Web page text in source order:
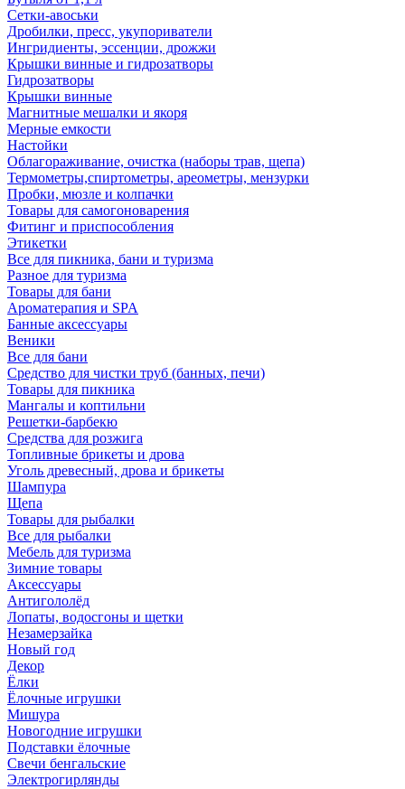
Сетки-авоськи
Дробилки, пресс, укупориватели
Ингридиенты, эссенции, дрожжи
Крышки винные и гидрозатворы
Гидрозатворы
Крышки винные
Магнитные мешалки и якоря
Мерные емкости
Настойки
Облагораживание, очистка (наборы трав, щепа)
Термометры,спиртометры, ареометры, мензурки
Пробки, мюзле и колпачки
Товары для самогоноварения
Фитинг и приспособления
Этикетки
Все для пикника, бани и туризма
Разное для туризма
Товары для бани
Ароматерапия и SPA
Банные аксессуары
Веники
Все для бани
Средство для чистки труб (банных, печи)
Товары для пикника
Мангалы и коптильни
Решетки-барбекю
Средства для розжига
Топливные брикеты и дрова
Уголь древесный, дрова и брикеты
Шампура
Щепа
Товары для рыбалки
Все для рыбалки
Мебель для туризма
Зимние товары
Аксессуары
Антигололёд
Лопаты, водосгоны и щетки
Незамерзайка
Новый год
Декор
Ёлки
Ёлочные игрушки
Мишура
Новогодние игрушки
Подставки ёлочные
Свечи бенгальские
Электрогирлянды